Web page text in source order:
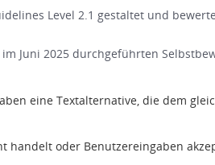
Level 2.1 gestaltet und
Juni 2025 durchgeführten
eine Textalternative, die dem
handelt oder Benutzereingaben